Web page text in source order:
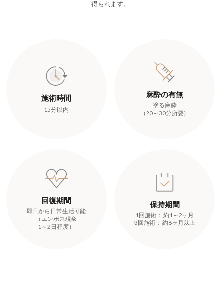
得られます。
施術時間
15分以内
麻酔の有無
塗る麻酔
（20～30分所要）
回復期間
即日から日常生活可能
（エンボス現象
1～2日程度）
保持期間
1回施術： 約1～2ヶ月
3回施術： 約6ヶ月以上